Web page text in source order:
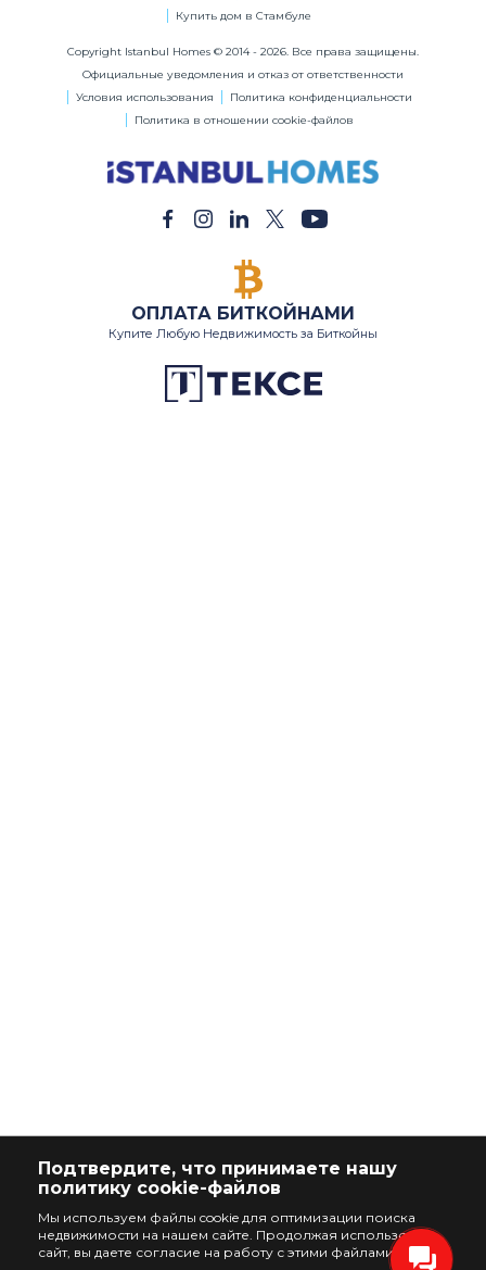
Купите Любую Недвижимость за Биткойны
Подтвердите, что принимаете нашу
политику cookie-файлов
Мы используем файлы cookie для оптимизации поиска
недвижимости на нашем сайте. Продолжая использовать
сайт, вы даете согласие на работу с этими файлами.